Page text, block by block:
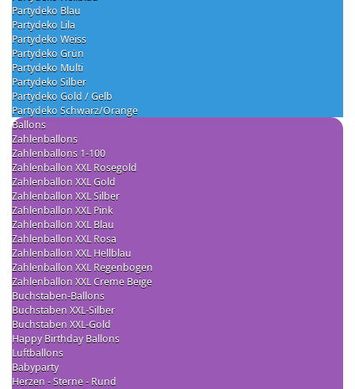
Partydeko Blau
Partydeko Lila
Partydeko Weiss
Partydeko Grün
Partydeko Multi
Partydeko Silber
Partydeko Gold / Gelb
Partydeko Schwarz/Orange
Ballons
Zahlenballons
Zahlenballons 1-100
Zahlenballon XXL Rosegold
Zahlenballon XXL Gold
Zahlenballon XXL Silber
Zahlenballon XXL Pink
Zahlenballon XXL Blau
Zahlenballon XXL Rosa
Zahlenballon XXL Hellblau
Zahlenballon XXL Regenbogen
Zahlenballon XXL Creme Beige
Buchstaben-Ballons
Buchstaben XXL-Silber
Buchstaben XXL-Gold
Happy Birthday Ballons
Luftballons
Babyparty
Herzen - Sterne - Rund